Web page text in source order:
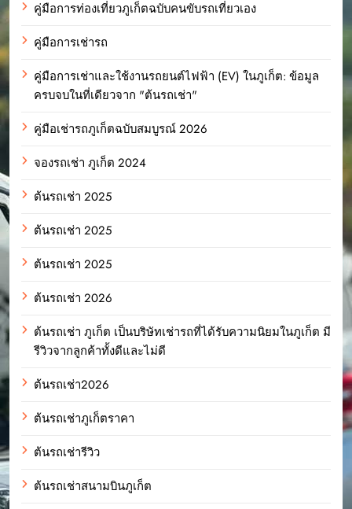
คู่มือการท่องเที่ยวภูเก็ตฉบับคนขับรถเที่ยวเอง
คู่มือการเช่ารถ
คู่มือการเช่าและใช้งานรถยนต์ไฟฟ้า (EV) ในภูเก็ต: ข้อมูล
ครบจบในที่เดียวจาก "ต้นรถเช่า"
คู่มือเช่ารถภูเก็ตฉบับสมบูรณ์ 2026
จองรถเช่า ภูเก็ต 2024
ต้นรถเช่า 2025
ต้นรถเช่า 2025
ต้นรถเช่า 2025
ต้นรถเช่า 2026
ต้นรถเช่า ภูเก็ต เป็นบริษัทเช่ารถที่ได้รับความนิยมในภูเก็ต มี
รีวิวจากลูกค้าทั้งดีและไม่ดี
ต้นรถเช่า2026
ต้นรถเช่าภูเก็ตราคา
ต้นรถเช่ารีวิว
ต้นรถเช่าสนามบินภูเก็ต